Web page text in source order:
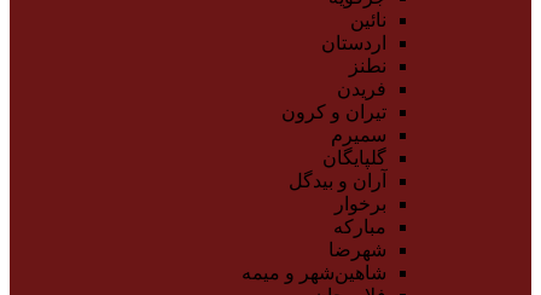
نائین
اردستان
نطنز
فریدن
تیران و کرون
سمیرم
گلپایگان
آران و بیدگل
برخوار
مبارکه
شهرضا
شاهین‌شهر و میمه